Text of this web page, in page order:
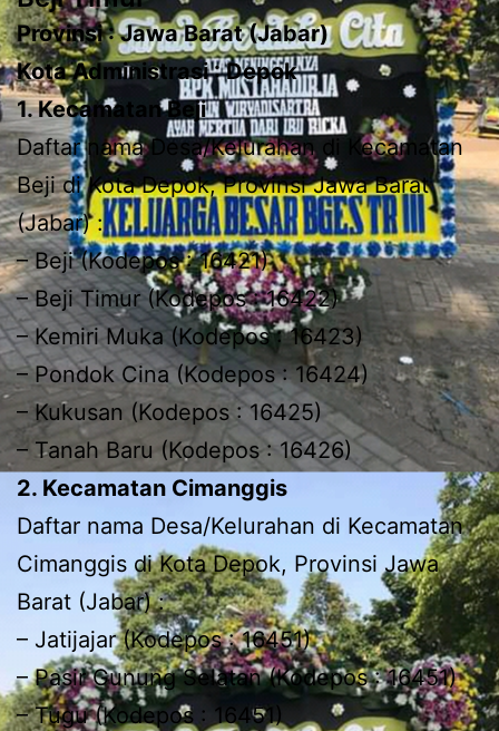
Provinsi : Jawa Barat (Jabar)
Kota Administrasi : Depok
1. Kecamatan Beji
Daftar nama Desa/Kelurahan di Kecamatan
Beji di Kota Depok, Provinsi Jawa Barat
(Jabar) :
– Beji (Kodepos : 16421)
– Beji Timur (Kodepos : 16422)
– Kemiri Muka (Kodepos : 16423)
– Pondok Cina (Kodepos : 16424)
– Kukusan (Kodepos : 16425)
– Tanah Baru (Kodepos : 16426)
2. Kecamatan Cimanggis
Daftar nama Desa/Kelurahan di Kecamatan
Cimanggis di Kota Depok, Provinsi Jawa
Barat (Jabar) :
– Jatijajar (Kodepos : 16451)
– Pasir Gunung Selatan (Kodepos : 16451)
– Tugu (Kodepos : 16451)